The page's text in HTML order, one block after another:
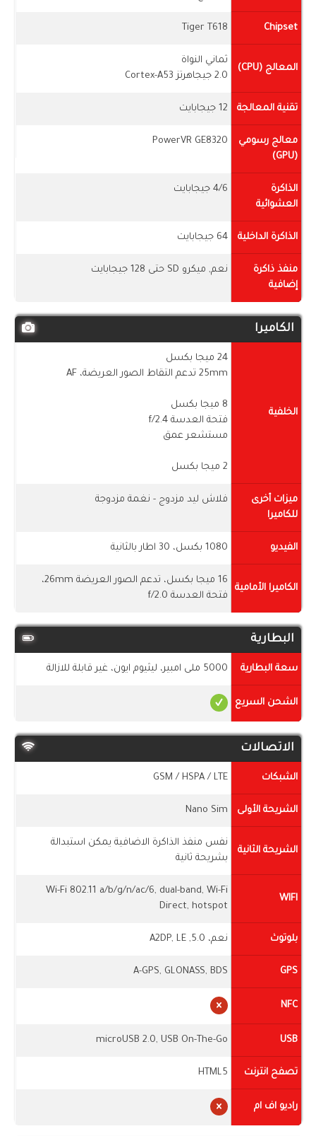
Chipset
Tiger T618
المعالج (CPU)
ثماني النواة
2.0 جيجاهرتز Cortex-A53
تقنية المعالجة 12 جيجابايت
معالج رسومي
(GPU)
PowerVR GE8320
الذاكرة
العشوائية
4/6 جيجابايت
الذاكرة الداخلية 64 جيجابايت
منفذ ذاكرة
إضافية
نعم, ميكرو SD حتى 128 جيجابايت
الكاميرا
الخلفية
24 ميجا بكسل
25mm تدعم التقاط الصور العريضة، AF
8 ميجا بكسل
فتحة العدسة f/2.4
مستشعر عمق
2 ميجا بكسل
ميزات أخرى
للكاميرا
فلاش ليد مزدوج - نغمة مزدوجة
الفيديو 1080 بكسل، 30 اطار بالثانية
الكاميرا الأمامية
16 ميجا بكسل، تدعم الصور العريضة 26mm،
فتحة العدسة f/2.0
البطارية
سعة البطارية 5000 ملى امبير، ليثيوم ايون، غير قابلة للازالة
الشحن السريع
الاتصالات
الشبكات GSM / HSPA / LTE
الشريحة الأولى Nano Sim
الشريحة الثانية
نفس منفذ الذاكرة الاضافية يمكن استبدالة
بشريحة ثانية
WIFI
Wi-Fi 802.11 a/b/g/n/ac/6, dual-band, Wi-Fi
Direct, hotspot
بلوتوث نعم، 5.0, A2DP, LE
GPS
A-GPS, GLONASS, BDS
NFC
USB
microUSB 2.0, USB On-The-Go
تصفح انترنت HTML5
راديو اف ام